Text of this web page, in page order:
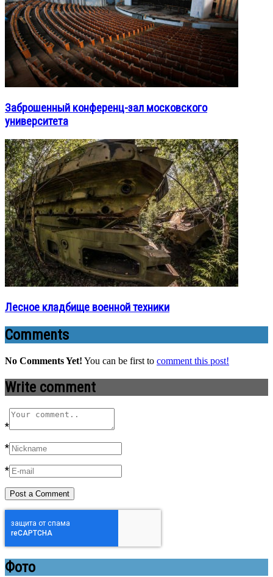
Заброшенный конференц-зал московского
университета
Лесное кладбище военной техники
Comments
No Comments Yet! You can be first to comment this post!
Write comment
*
*
*
Фото